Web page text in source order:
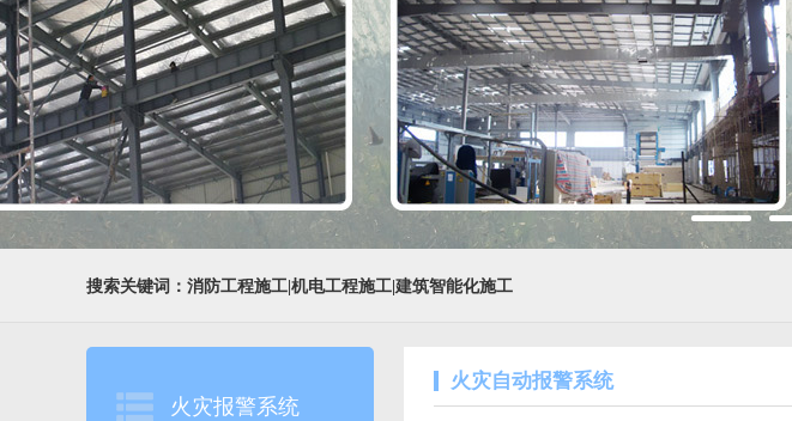
搜索关键词：消防工程施工|机电工程施工|建筑智能化施工
火灾报警系统
火灾自动报警系统